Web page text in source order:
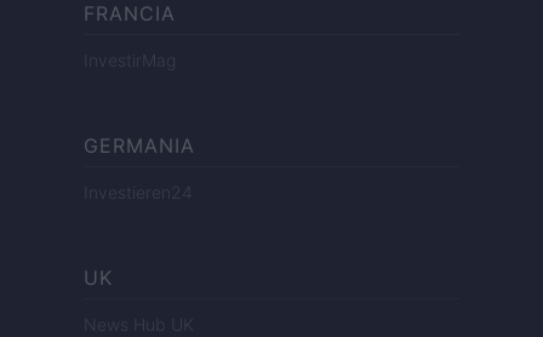
FRANCIA
InvestirMag
GERMANIA
Investieren24
UK
News Hub UK